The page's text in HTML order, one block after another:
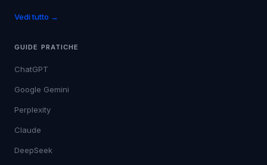
Vedi tutto →
GUIDE PRATICHE
ChatGPT
Google Gemini
Perplexity
Claude
DeepSeek